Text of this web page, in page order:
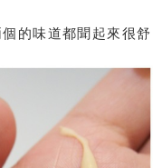
的味道都聞起來很舒